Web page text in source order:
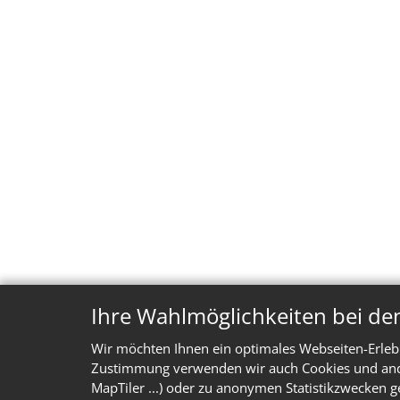
Ihre Wahlmöglichkeiten bei
Wir möchten Ihnen ein optimales Webseiten-
Zustimmung verwenden wir auch Cookies und
MapTiler ...) oder zu anonymen Statistikzwecken